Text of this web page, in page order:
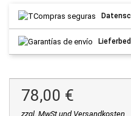
78,00 €
zzgl. MwSt und Versandkosten